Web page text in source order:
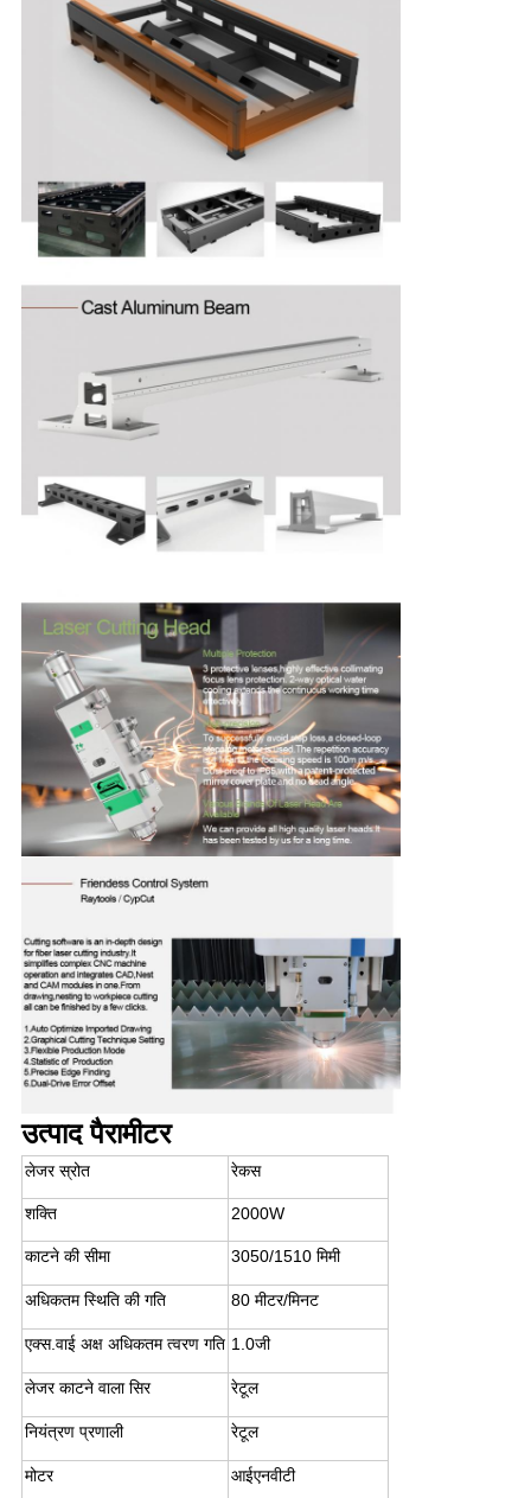
उत्पाद पैरामीटर
लेजर स्रोत रेकस
शक्ति 2000W
काटने की सीमा 3050/1510 मिमी
अधिकतम स्थिति की गति 80 मीटर/मिनट
एक्स.वाई अक्ष अधिकतम त्वरण गति 1.0जी
लेजर काटने वाला सिर रेटूल
नियंत्रण प्रणाली रेटूल
मोटर आईएनवीटी